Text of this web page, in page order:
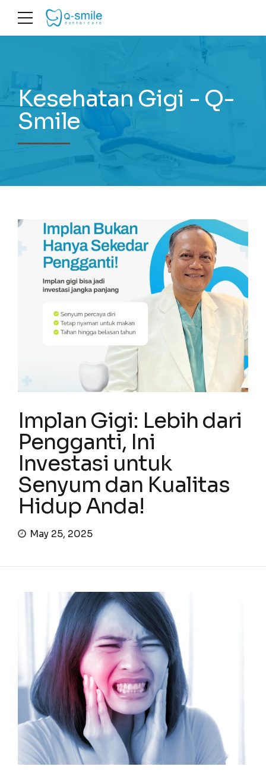
Kesehatan Gigi - Q-
Smile
Implan Gigi: Lebih dari
Pengganti, Ini
Investasi untuk
Senyum dan Kualitas
Hidup Anda!
May 25, 2025